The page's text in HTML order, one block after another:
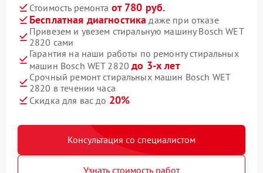
Стоимость ремонта от 780 руб.
Бесплатная диагностика даже при отказе
Привезем и увезем стиральную машину Bosch WET
2820 сами
Гарантия на наши работы по ремонту стиральных
машин Bosch WET 2820до 3-х лет
Срочный ремонт стиральных машин Bosch WET
2820 в течении часа
Скидка для вас до 20%
Консультация со специалистом
Узнать стоимость работ